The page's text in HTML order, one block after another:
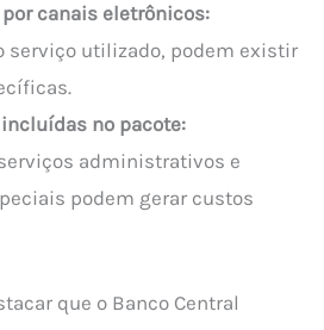
canais eletrônicos:
serviço utilizado, podem existir
no pacote:
administrativos e
podem gerar custos
que o Banco Central